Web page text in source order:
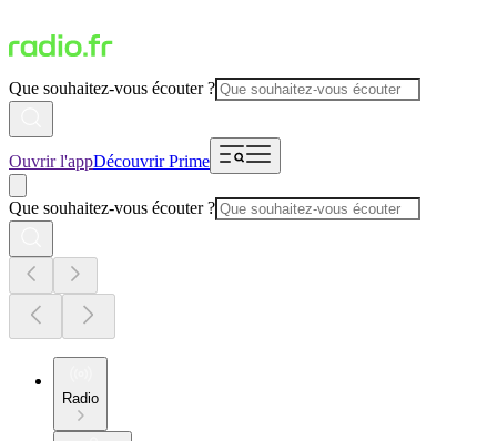
Que souhaitez-vous écouter ?
Ouvrir l'appDécouvrir Prime
Que souhaitez-vous écouter ?
Radio